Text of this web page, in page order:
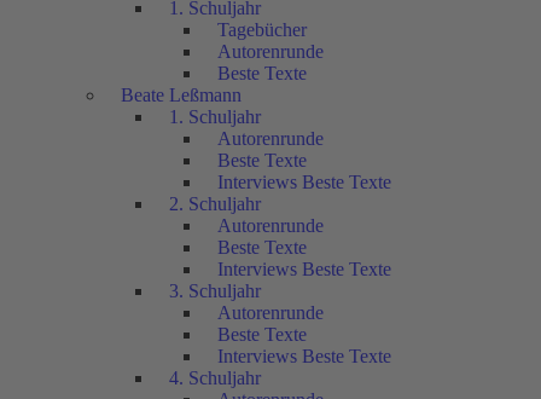
1. Schuljahr
Tagebücher
Autorenrunde
Beste Texte
Beate Leßmann
1. Schuljahr
Autorenrunde
Beste Texte
Interviews Beste Texte
2. Schuljahr
Autorenrunde
Beste Texte
Interviews Beste Texte
3. Schuljahr
Autorenrunde
Beste Texte
Interviews Beste Texte
4. Schuljahr